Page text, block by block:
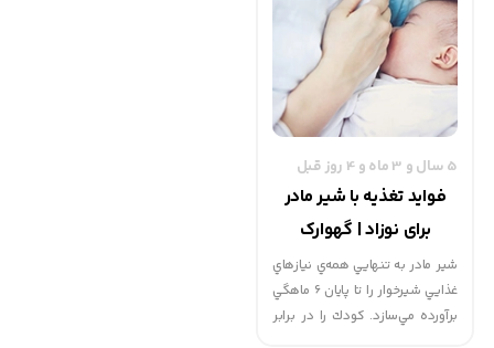
5 سال و 3 ماه و 4 روز قبل
فواید تغذیه با شیر مادر
برای نوزاد | گهوارک
شير مادر به تنهايي همه‌ي نيازهاي
غذايي شيرخوار را تا پايان 6 ماهگي
برآورده مي‌سازد. كودك را در برابر